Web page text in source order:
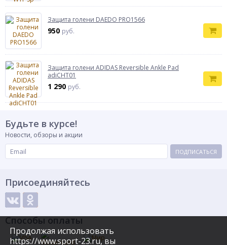
Защита голени DAEDO PRO1566
950 руб.
Защита голени ADIDAS Reversible Ankle Pad
adiCHT01
1 290 руб.
Продолжая использовать
https://www.sport-23.ru, вы
Будьте в курсе!
Новости, обзоры и акции
ПОДПИСАТЬСЯ
Присоединяйтесь
Способы оплаты